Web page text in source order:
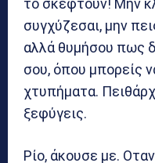
συγχύζεσαι, μην
αλλά θυμήσου πως
σου, όπου μπορείς
χτυπήματα.
ξεφύγεις.
Ρίο, άκουσε με.